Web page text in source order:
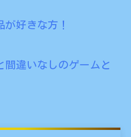
が好きな方！
間違いなしのゲームと